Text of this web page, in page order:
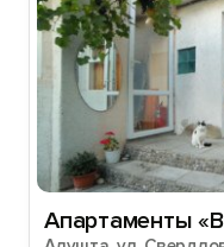
Апартаменты